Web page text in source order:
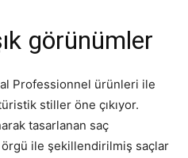
görünümler
Professionnel ürünleri ile
stiller öne çıkıyor.
tasarlanan saç
ile şekillendirilmiş saçlar